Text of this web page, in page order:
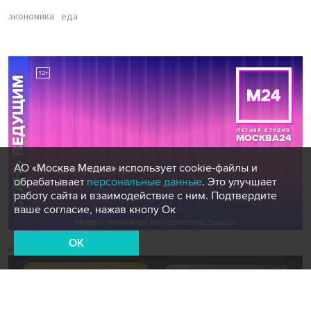
экономика еда
Новости СМИ2
АО «Москва Медиа» использует cookie-файлы и
обрабатывает персональные данные. Это улучшает
работу сайта и взаимодействие с ним. Подтвердите
ваше согласие, нажав кнопу Ок
OK